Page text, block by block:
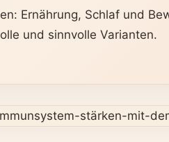
Ernährung, Schlaf und
und sinnvolle Varianten.